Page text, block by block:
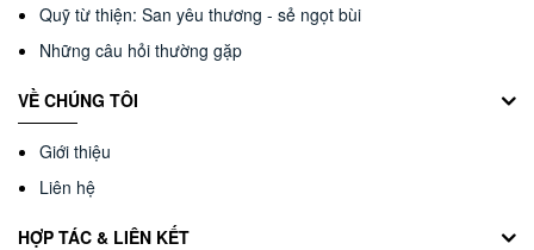
Quỹ từ thiện: San yêu thương - sẻ ngọt bùi
Những câu hỏi thường gặp
VỀ CHÚNG TÔI
Giới thiệu
Liên hệ
HỢP TÁC & LIÊN KẾT